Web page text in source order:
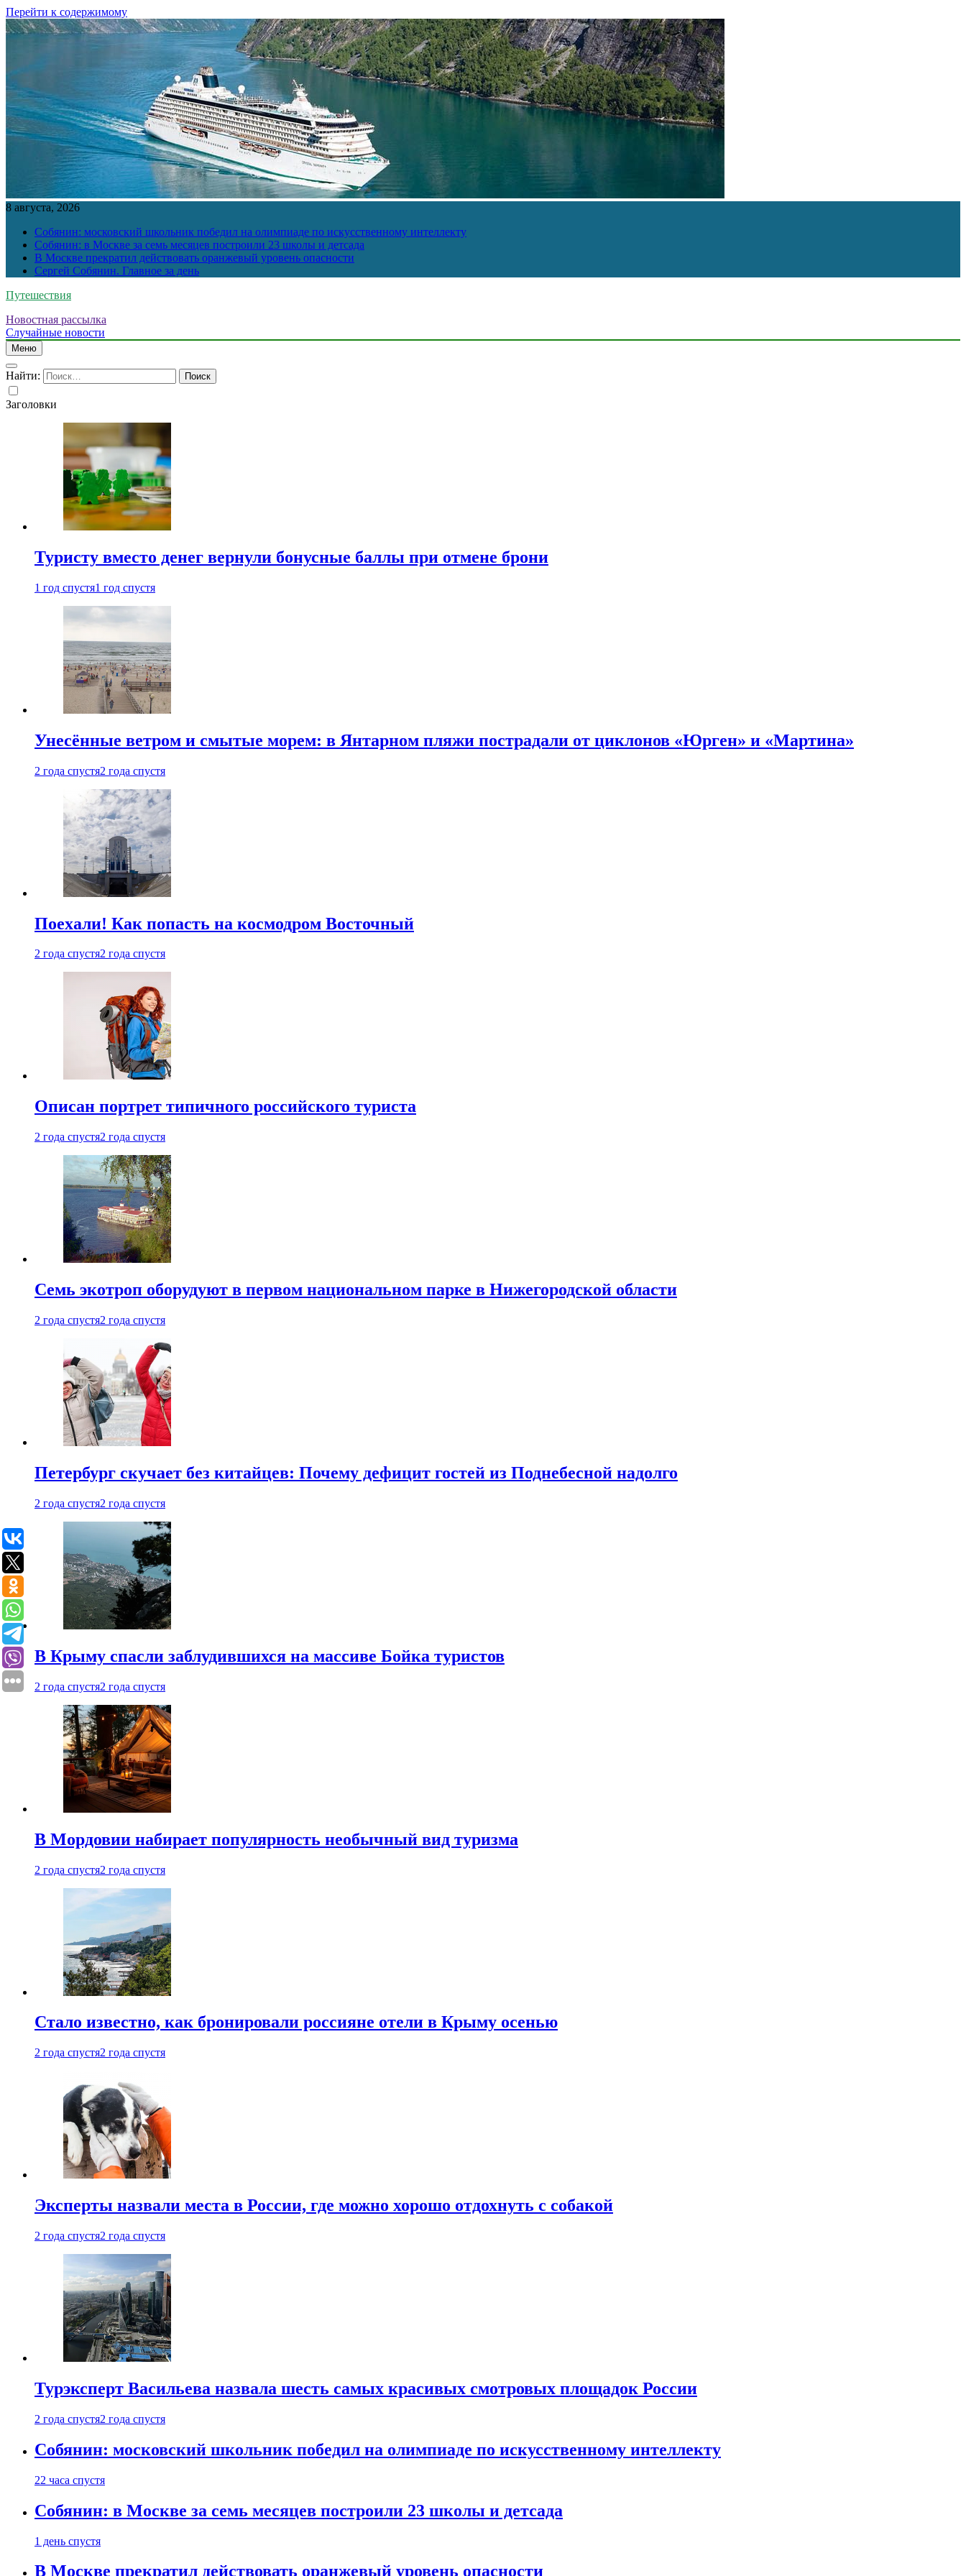
Перейти к содержимому
8 августа, 2026
Собянин: московский школьник победил на олимпиаде по искусственному интеллекту
Собянин: в Москве за семь месяцев построили 23 школы и детсада
В Москве прекратил действовать оранжевый уровень опасности
Сергей Собянин. Главное за день
Путешествия
Новостная рассылка
Случайные новости
Меню
Найти:
Заголовки
Туристу вместо денег вернули бонусные баллы при отмене брони
1 год спустя1 год спустя
Унесённые ветром и смытые морем: в Янтарном пляжи пострадали от циклонов «Юрген» и «Мартина»
2 года спустя2 года спустя
Поехали! Как попасть на космодром Восточный
2 года спустя2 года спустя
Описан портрет типичного российского туриста
2 года спустя2 года спустя
Семь экотроп оборудуют в первом национальном парке в Нижегородской области
2 года спустя2 года спустя
Петербург скучает без китайцев: Почему дефицит гостей из Поднебесной надолго
2 года спустя2 года спустя
В Крыму спасли заблудившихся на массиве Бойка туристов
2 года спустя2 года спустя
В Мордовии набирает популярность необычный вид туризма
2 года спустя2 года спустя
Стало известно, как бронировали россияне отели в Крыму осенью
2 года спустя2 года спустя
Эксперты назвали места в России, где можно хорошо отдохнуть с собакой
2 года спустя2 года спустя
Турэксперт Васильева назвала шесть самых красивых смотровых площадок России
2 года спустя2 года спустя
Собянин: московский школьник победил на олимпиаде по искусственному интеллекту
22 часа спустя
Собянин: в Москве за семь месяцев построили 23 школы и детсада
1 день спустя
В Москве прекратил действовать оранжевый уровень опасности